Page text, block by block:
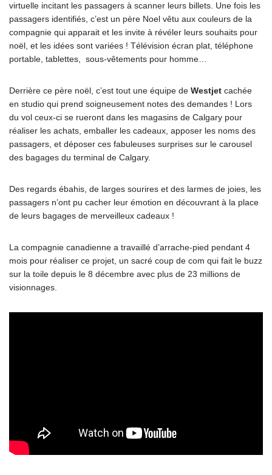
virtuelle incitant les passagers à scanner leurs billets. Une fois les
passagers identifiés, c’est un père Noel vêtu aux couleurs de la
compagnie qui apparait et les invite à révéler leurs souhaits pour
noël, et les idées sont variées ! Télévision écran plat, téléphone
portable, tablettes, sous-vêtements pour homme…
Derrière ce père noël, c’est tout une équipe de Westjet cachée
en studio qui prend soigneusement notes des demandes ! Lors
du vol ceux-ci se rueront dans les magasins de Calgary pour
réaliser les achats, emballer les cadeaux, apposer les noms des
passagers, et déposer ces fabuleuses surprises sur le carousel
des bagages du terminal de Calgary.
Des regards ébahis, de larges sourires et des larmes de joies, les
passagers n’ont pu cacher leur émotion en découvrant à la place
de leurs bagages de merveilleux cadeaux !
La compagnie canadienne a travaillé d’arrache-pied pendant 4
mois pour réaliser ce projet, un sacré coup de com qui fait le buzz
sur la toile depuis le 8 décembre avec plus de 23 millions de
visionnages.